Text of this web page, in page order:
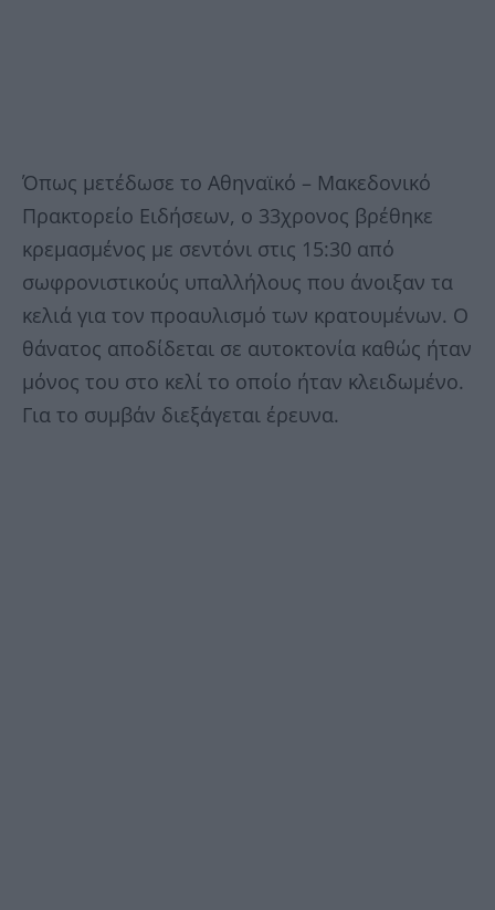
Όπως μετέδωσε το Αθηναϊκό – Μακεδονικό
Πρακτορείο Ειδήσεων, ο 33χρονος βρέθηκε
κρεμασμένος με σεντόνι στις 15:30 από
σωφρονιστικούς υπαλλήλους που άνοιξαν τα
κελιά για τον προαυλισμό των κρατουμένων. Ο
θάνατος αποδίδεται σε αυτοκτονία καθώς ήταν
μόνος του στο κελί το οποίο ήταν κλειδωμένο.
Για το συμβάν διεξάγεται έρευνα.